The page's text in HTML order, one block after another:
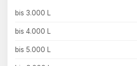
bis 3.000 L
bis 4.000 L
bis 5.000 L